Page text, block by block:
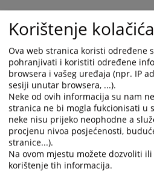
Korištenje kolačića
Ova web stranica koristi određene
pohranjivati i koristiti određene
browsera i vašeg uređaja (npr. IP
sesiji unutar browsera, ...).
Neke od ovih informacija su nam
stranica ne bi mogla fukcionisati u
neke nisu prijeko neophodne a
procjenu nivoa posjećenosti,
stranice...).
Na ovom mjestu možete dozvoliti
korištenje tih informacija.